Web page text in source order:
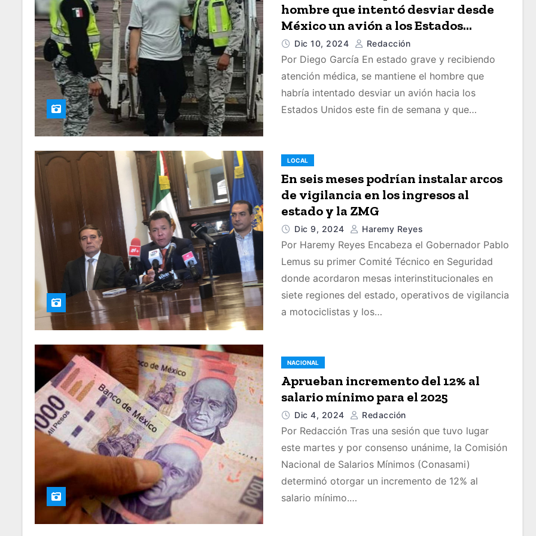
hombre que intentó desviar desde
México un avión a los Estados
Unidos
Dic 10, 2024 Redacción
Por Diego García En estado grave y recibiendo
atención médica, se mantiene el hombre que
habría intentado desviar un avión hacia los
Estados Unidos este fin de semana y que…
LOCAL
En seis meses podrían instalar arcos
de vigilancia en los ingresos al
estado y la ZMG
Dic 9, 2024 Haremy Reyes
Por Haremy Reyes Encabeza el Gobernador Pablo
Lemus su primer Comité Técnico en Seguridad
donde acordaron mesas interinstitucionales en
siete regiones del estado, operativos de vigilancia
a motociclistas y los…
NACIONAL
Aprueban incremento del 12% al
salario mínimo para el 2025
Dic 4, 2024 Redacción
Por Redacción Tras una sesión que tuvo lugar
este martes y por consenso unánime, la Comisión
Nacional de Salarios Mínimos (Conasami)
determinó otorgar un incremento de 12% al
salario mínimo.…